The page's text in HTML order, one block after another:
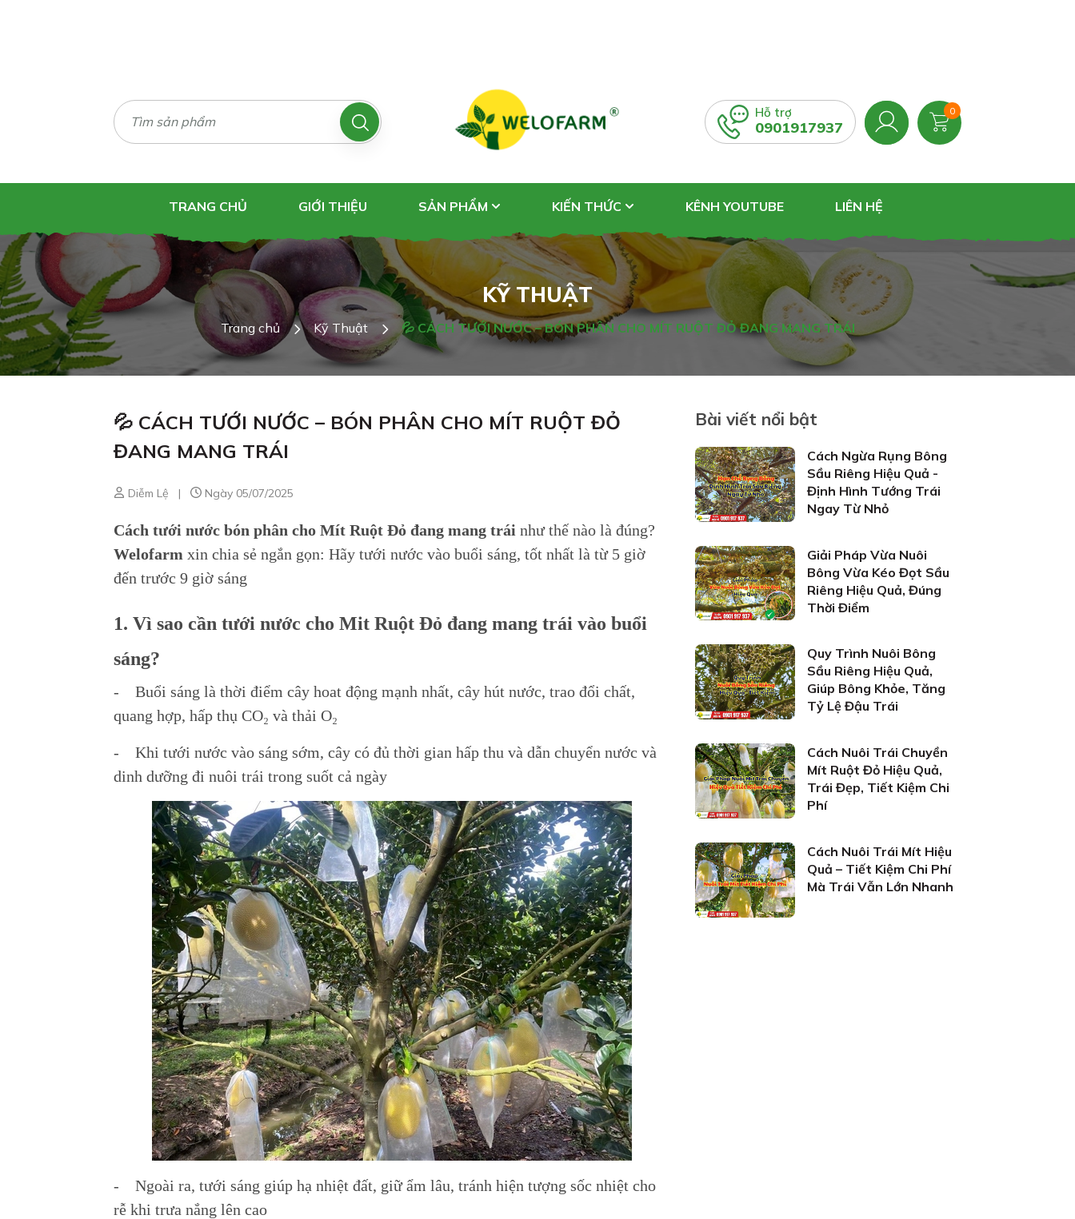
Hỗ trợ
0901917937
0
TRANG CHỦ GIỚI THIỆU SẢN PHẨM KIẾN THỨC KÊNH YOUTUBE LIÊN HỆ
KỸ THUẬT
Trang chủ Kỹ Thuật 💦 CÁCH TƯỚI NƯỚC – BÓN PHÂN CHO MÍT RUỘT ĐỎ ĐANG MANG TRÁI
💦 CÁCH TƯỚI NƯỚC – BÓN PHÂN CHO MÍT RUỘT ĐỎ
ĐANG MANG TRÁI
Diễm Lệ | Ngày 05/07/2025
Cách tưới nước bón phân cho Mít Ruột Đỏ đang mang trái như thế nào là đúng?
Welofarm xin chia sẻ ngắn gọn: Hãy tưới nước vào buổi sáng, tốt nhất là từ 5 giờ
đến trước 9 giờ sáng
1. Vì sao cần tưới nước cho Mit Ruột Đỏ đang mang trái vào buổi
sáng?
- Buổi sáng là thời điểm cây hoat động mạnh nhất, cây hút nước, trao đổi chất,
quang hợp, hấp thụ CO₂ và thải O₂
- Khi tưới nước vào sáng sớm, cây có đủ thời gian hấp thu và dẫn chuyển nước và
dinh dưỡng đi nuôi trái trong suốt cả ngày
- Ngoài ra, tưới sáng giúp hạ nhiệt đất, giữ ẩm lâu, tránh hiện tượng sốc nhiệt cho
rễ khi trưa nắng lên cao
Bài viết nổi bật
Cách Ngừa Rụng Bông
Sầu Riêng Hiệu Quả -
Định Hình Tướng Trái
Ngay Từ Nhỏ
Giải Pháp Vừa Nuôi
Bông Vừa Kéo Đọt Sầu
Riêng Hiệu Quả, Đúng
Thời Điểm
Quy Trình Nuôi Bông
Sầu Riêng Hiệu Quả,
Giúp Bông Khỏe, Tăng
Tỷ Lệ Đậu Trái
Cách Nuôi Trái Chuyền
Mít Ruột Đỏ Hiệu Quả,
Trái Đẹp, Tiết Kiệm Chi
Phí
Cách Nuôi Trái Mít Hiệu
Quả – Tiết Kiệm Chi Phí
Mà Trái Vẫn Lớn Nhanh